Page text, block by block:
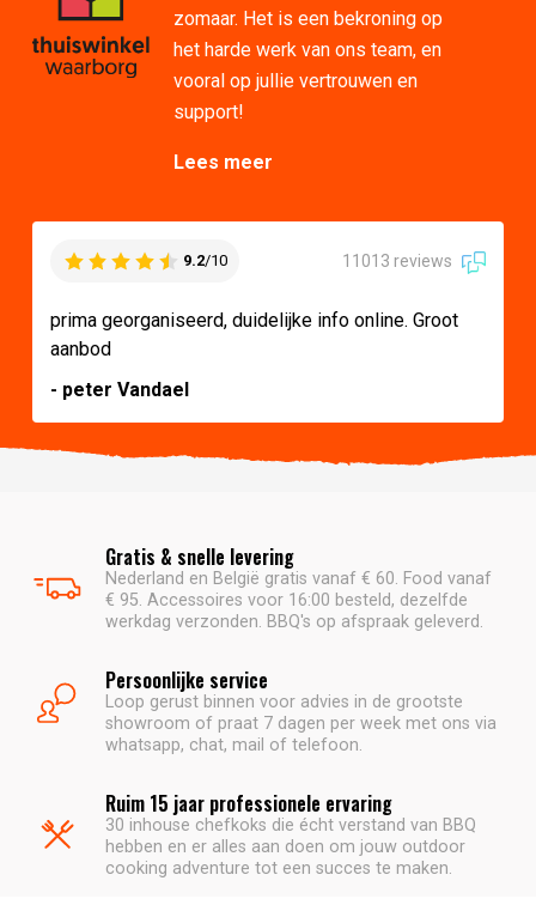
zomaar. Het is een bekroning op
het harde werk van ons team, en
vooral op jullie vertrouwen en
support!
Lees meer
9.2/10 11013 reviews
prima georganiseerd, duidelijke info online. Groot
aanbod
- peter Vandael
Gratis & snelle levering
Nederland en België gratis vanaf € 60. Food vanaf
€ 95. Accessoires voor 16:00 besteld, dezelfde
werkdag verzonden. BBQ's op afspraak geleverd.
Persoonlijke service
Loop gerust binnen voor advies in de grootste
showroom of praat 7 dagen per week met ons via
whatsapp, chat, mail of telefoon.
Ruim 15 jaar professionele ervaring
30 inhouse chefkoks die écht verstand van BBQ
hebben en er alles aan doen om jouw outdoor
cooking adventure tot een succes te maken.